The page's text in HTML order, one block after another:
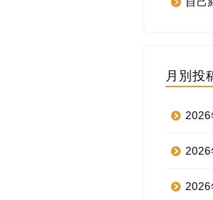
月別投
2026
2026
2026